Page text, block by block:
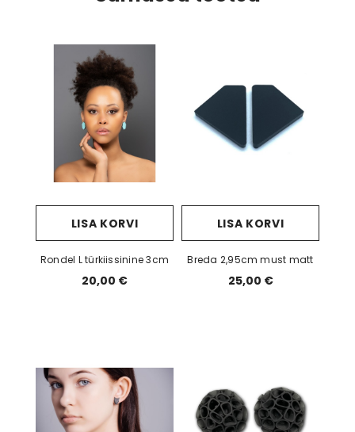
LISA KORVI
Rondel L türkiissinine 3cm
20,00 €
LISA KORVI
Breda 2,95cm must matt
25,00 €